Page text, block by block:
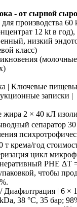
- от сырной
производства
12 kt в
низкий
класс)
(молочные
| Ключевые
записки |
жира 2 × 40 кЛ
сепаратор 30
т крема/год
цикл
PHE ΔT
чтобы
Диафилтрация | 6 ×
38 °C, 35 бар;